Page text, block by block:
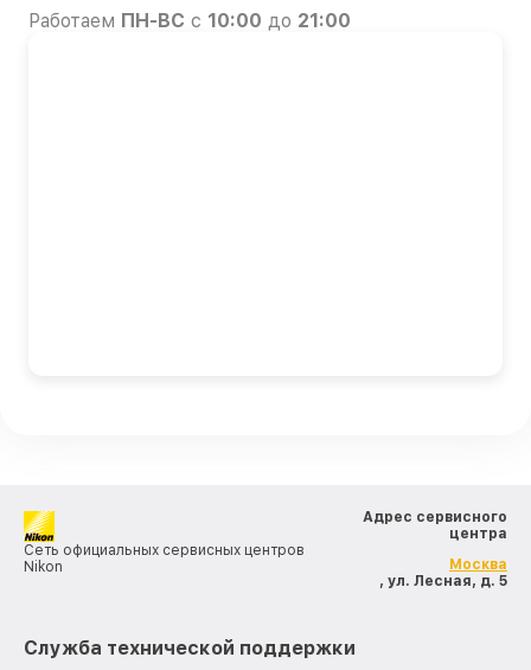
Работаем ПН-ВС с 10:00 до 21:00
Сеть официальных сервисных центров
Nikon
Адрес сервисного
центра
Москва
, ул. Лесная, д. 5
Служба технической поддержки